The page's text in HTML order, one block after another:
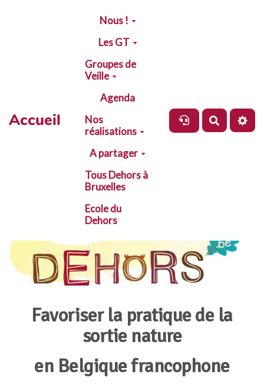
Aller au contenu principal
Accueil
Nous !
Les GT
Groupes de
Veille
Agenda
Nos
réalisations
A partager
Tous Dehors à
Bruxelles
Ecole du
Dehors
Favoriser la pratique de la
sortie nature
en Belgique francophone